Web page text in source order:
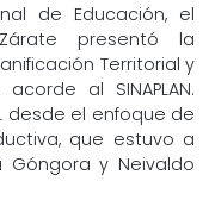
de Educación, el
presentó la
Territorial y
al SINAPLAN.
desde el enfoque de
que estuvo a
y Neivaldo